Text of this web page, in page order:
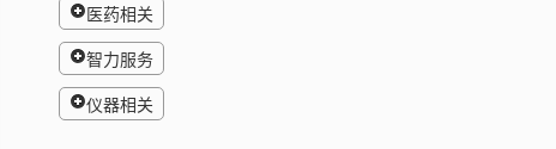
医药相关
智力服务
仪器相关